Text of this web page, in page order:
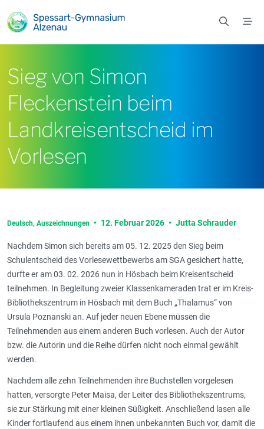
Sieg von Simon
Fleckenstein beim
Landkreisentscheid im
Vorlesen
Deutsch, Auszeichnungen • 12. Februar 2026 • Jutta Schrauder
Nachdem Simon sich bereits am 05. 12. 2025 den Sieg beim
Schulentscheid des Vorlesewettbewerbs am SGA gesichert hatte,
durfte er am 03. 02. 2026 nun in Hösbach beim Kreisentscheid
teilnehmen. In Begleitung zweier Klassenkameraden trat er im Kreis-
Bibliothekszentrum in Hösbach mit dem Buch „Thalamus“ von
Ursula Poznanski an. Auf jeder neuen Ebene müssen die
Teilnehmenden aus einem anderen Buch vorlesen. Auch der Autor
bzw. die Autorin und die Reihe dürfen nicht noch einmal gewählt
werden.
Nachdem alle zehn Teilnehmenden ihre Buchstellen vorgelesen
hatten, versorgte Peter Maisa, der Leiter des Bibliothekszentrums,
sie zur Stärkung mit einer kleinen Süßigkeit. Anschließend lasen alle
Kinder fortlaufend aus einem ihnen unbekannten Buch vor, damit die